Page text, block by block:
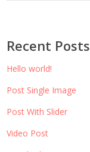
Recent Posts
Hello world!
Post Single Image
Post With Slider
Video Post